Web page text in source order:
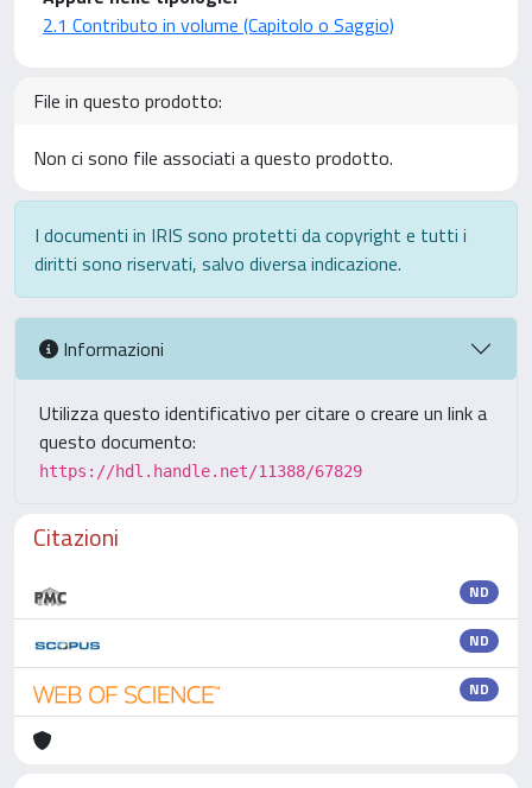
2.1 Contributo in volume (Capitolo o Saggio)
File in questo prodotto:
Non ci sono file associati a questo prodotto.
I documenti in IRIS sono protetti da copyright e tutti i
diritti sono riservati, salvo diversa indicazione.
Informazioni
Utilizza questo identificativo per citare o creare un link a
questo documento:
https://hdl.handle.net/11388/67829
Citazioni
ND
ND
ND